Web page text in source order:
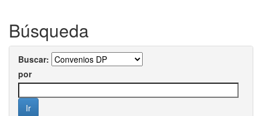
Búsqueda
Buscar:
por